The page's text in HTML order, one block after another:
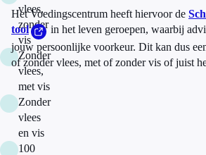
vlees,
zonder
vis
Zonder
vlees,
met vis
Zonder
vlees
en vis
100
Het Voedingscentrum heeft hiervoor de
tool
in het leven geroepen, waarbij
jouw persoonlijke voorkeur. Dit kan dus
of zonder vlees, met of zonder vis of juist